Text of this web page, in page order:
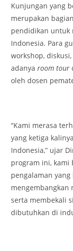
Kunjungan yang
merupakan
pendidikan untuk
Indonesia. Para
workshop,
adanyaroom tour
oleh dosen
“Kami merasa
yang ketiga
Indonesia,” ujar
program ini, kami
pengalaman
serta membekali
dibutuhkan di